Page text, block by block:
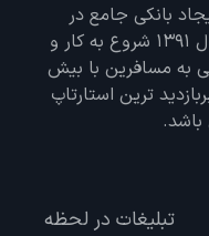
بانکی جامع در
تمامی زمینه های گردشگری در سال 1391 شروع به کار و
دهی به مسافرین با بیش
ترین استارتاپ
تبلیغات در لحظه